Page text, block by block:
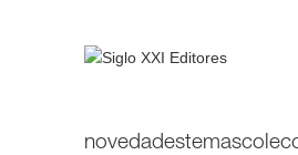
novedadestemas